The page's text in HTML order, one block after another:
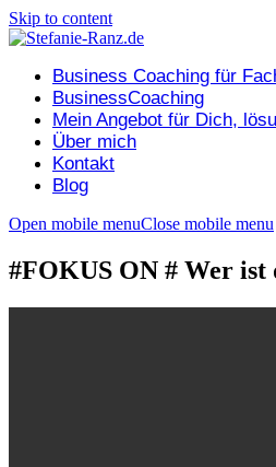
Skip to content
Business Coaching für
BusinessCoaching
Mein Angebot für Dich,
Über mich
Kontakt
Blog
Open mobile menuClose mobile menu
#FOKUS ON # Wer ist